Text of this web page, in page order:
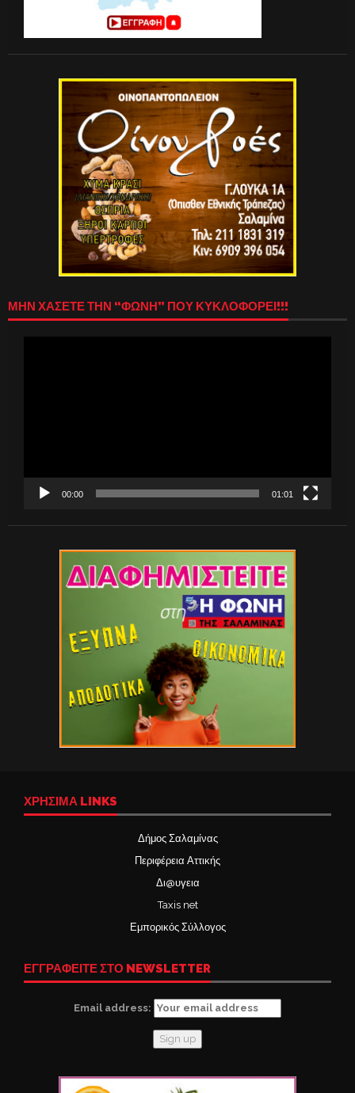
ΜΗΝ ΧΑΣΕΤΕ ΤΗΝ “ΦΩΝΗ” ΠΟΥ ΚΥΚΛΟΦΟΡΕΙ!!!
00:00 01:01
ΧΡΉΣΙΜΑ LINKS
Δήμος Σαλαμίνας
Περιφέρεια Αττικής
Δι@υγεια
Taxis net
Εμπορικός Σύλλογος
ΕΓΓΡΑΦΕΙΤΕ ΣΤΟ NEWSLETTER
Email address: